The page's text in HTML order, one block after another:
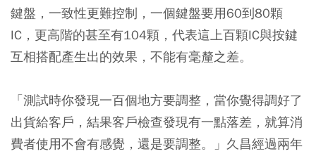
鍵盤，一致性更難控制，一個鍵盤要用60到80顆
IC，更高階的甚至有104顆，代表這上百顆IC與按鍵
互相搭配產生出的效果，不能有毫釐之差。
「測試時你發現一百個地方要調整，當你覺得調好了
出貨給客戶，結果客戶檢查發現有一點落差，就算消
費者使用不會有感覺，還是要調整。」久昌經過兩年